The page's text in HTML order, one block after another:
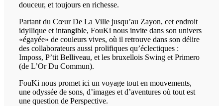
douceur, et toujours en richesse.
Partant du Cœur De La Ville jusqu’au Zayon, cet endroit
idyllique et intangible, FouKi nous invite dans son univers
«égayée» de couleurs vives, où il retrouve dans son délire
des collaborateurs aussi prolifiques qu’éclectiques :
Imposs, P’tit Belliveau, et les bruxellois Swing et Primero
(de L’Or Du Commun).
FouKi nous promet ici un voyage tout en mouvements,
une odyssée de sons, d’images et d’aventures où tout est
une question de Perspective.